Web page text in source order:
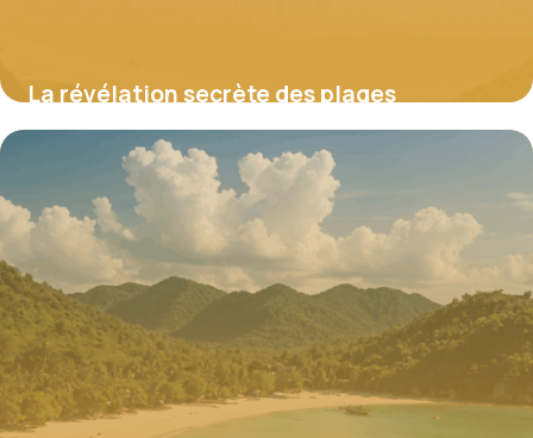
La révélation secrète des plages
bretonnes aux eaux turquoise que peu de
visiteurs connaissent
25 août 2025